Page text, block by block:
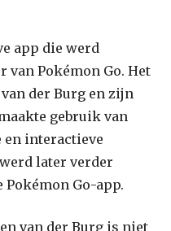
app die werd
van Pokémon Go. Het
der Burg en zijn
gebruik van
en interactieve
later verder
Go-app.
van der Burg is niet